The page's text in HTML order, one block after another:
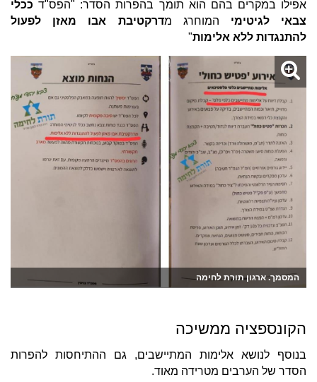
אפילו במקרים בהם הוא תומך בהפרות הסדר: "הפס"ד ככלי
צבאי לגיטימי המוחרג מדרקטיבת אבו מאזן לפעול
להתנגדות ללא אלימות"
המסמך. ארגון תורת לחימה
הקונספציה ממשיכה
בנוסף לנושא אלימות המתיישבים, גם ההתיחסות להפרות
הסדר של הערבים מטרידה מאוד.